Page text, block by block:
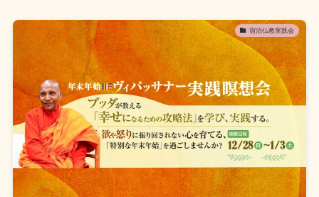
宿泊仏教実践会